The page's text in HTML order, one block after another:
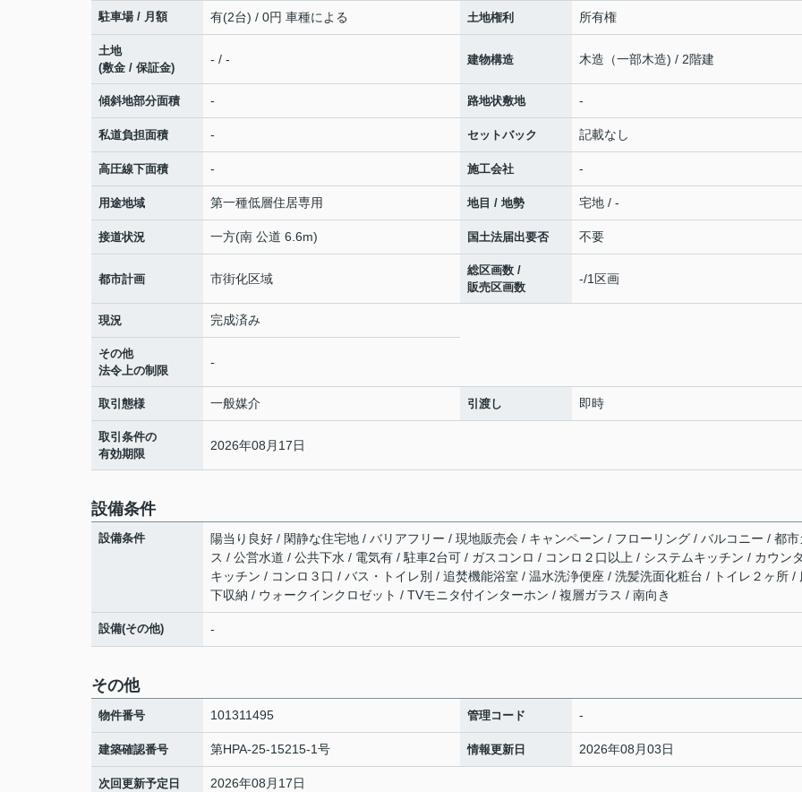
駐車場 / 月額 有(2台) / 0円 車種による 土地権利 所有権
土地
(敷金 / 保証金)
- / - 建物構造 木造（一部木造) / 2階建
傾斜地部分面積 - 路地状敷地 -
私道負担面積 - セットバック 記載なし
高圧線下面積 - 施工会社 -
用途地域 第一種低層住居専用 地目 / 地勢 宅地 / -
接道状況 一方(南 公道 6.6m) 国土法届出要否 不要
都市計画 市街化区域
総区画数 /
販売区画数
-/1区画
現況 完成済み
その他
法令上の制限
-
取引態様 一般媒介 引渡し 即時
取引条件の
有効期限
2026年08月17日
設備条件
設備条件
陽当り良好 / 閑静な住宅地 / バリアフリー / 現地販売会 / キャンペーン / フローリング / バルコニー / 都市
ス / 公営水道 / 公共下水 / 電気有 / 駐車2台可 / ガスコンロ / コンロ２口以上 / システムキッチン / カウン
キッチン / コンロ３口 / バス・トイレ別 / 追焚機能浴室 / 温水洗浄便座 / 洗髪洗面化粧台 / トイレ２ヶ所 /
下収納 / ウォークインクロゼット / TVモニタ付インターホン / 複層ガラス / 南向き
設備(その他) -
その他
物件番号 101311495 管理コード -
建築確認番号 第HPA-25-15215-1号 情報更新日 2026年08月03日
次回更新予定日 2026年08月17日